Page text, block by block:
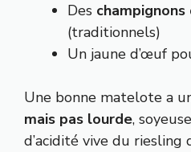
Des champignons
(traditionnels)
Un jaune d’œuf
Une bonne matelote a
mais pas lourde,
d’acidité vive du